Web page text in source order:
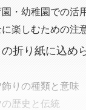
・幼稚園での活
楽しむための注
折り紙に込め
りの種類と意味
歴史と伝統